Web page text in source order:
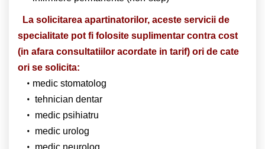
La solicitarea apartinatorilor, aceste servicii de
specialitate pot fi folosite suplimentar contra cost
(in afara consultatiilor acordate in tarif) ori de cate
ori se solicita:
medic stomatolog
tehnician dentar
medic psihiatru
medic urolog
medic neurolog